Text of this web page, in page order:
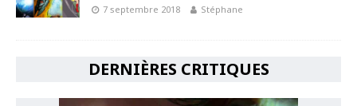
7 septembre 2018 Stéphane
DERNIÈRES CRITIQUES